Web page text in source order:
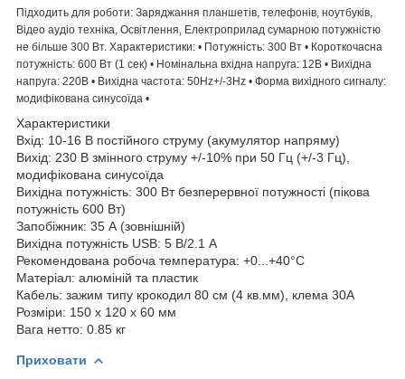
Підходить для роботи: Заряджання планшетів, телефонів, ноутбуків,
Відео аудіо техніка, Освітлення, Електроприлад сумарною потужністю
не більше 300 Вт. Характеристики: • Потужність: 300 Вт • Короткочасна
потужність: 600 Вт (1 сек) • Номінальна вхідна напруга: 12В • Вихідна
напруга: 220В • Вихідна частота: 50Hz+/-3Hz • Форма вихідного сигналу:
модифікована синусоїда •
Характеристики
Вхід: 10-16 В постійного струму (акумулятор напряму)
Вихід: 230 В змінного струму +/-10% при 50 Гц (+/-3 Гц),
модифікована синусоїда
Вихідна потужність: 300 Вт безперервної потужності (пікова
потужність 600 Вт)
Запобіжник: 35 А (зовнішній)
Вихідна потужність USB: 5 В/2.1 А
Рекомендована робоча температура: +0...+40°C
Матеріал: алюміній та пластик
Кабель: зажим типу крокодил 80 см (4 кв.мм), клема 30А
Розміри: 150 х 120 х 60 мм
Вага нетто: 0.85 кг
Приховати